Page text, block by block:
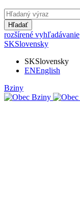
Hľadať
rozšírené vyhľadávanie
SKSlovensky
SKSlovensky
ENEnglish
Bziny